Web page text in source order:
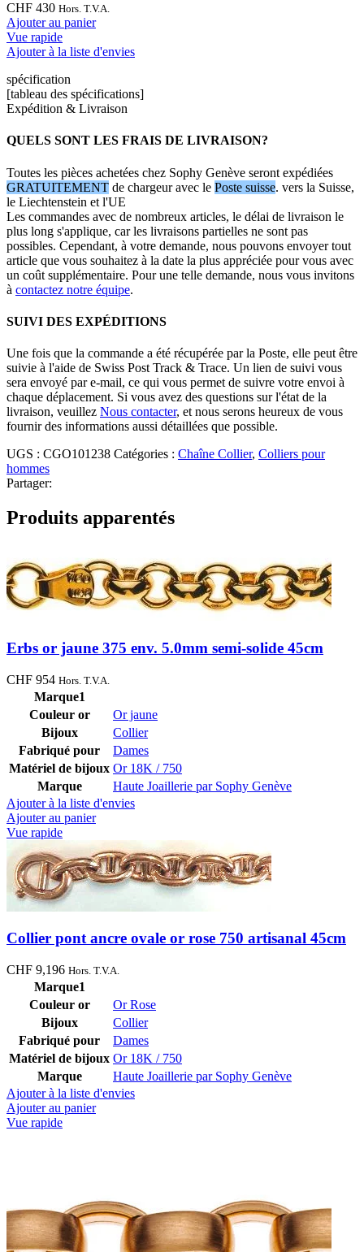
CHF 430 Hors. T.V.A.
Ajouter au panier
Vue rapide
Ajouter à la liste d'envies
spécification
[tableau des spécifications]
Expédition & Livraison
QUELS SONT LES FRAIS DE LIVRAISON?
Toutes les pièces achetées chez Sophy Genève seront expédiées
GRATUITEMENT de chargeur avec le Poste suisse. vers la Suisse,
le Liechtenstein et l'UE
Les commandes avec de nombreux articles, le délai de livraison le
plus long s'applique, car les livraisons partielles ne sont pas
possibles. Cependant, à votre demande, nous pouvons envoyer tout
article que vous souhaitez à la date la plus appréciée pour vous avec
un coût supplémentaire. Pour une telle demande, nous vous invitons
à contactez notre équipe.
SUIVI DES EXPÉDITIONS
Une fois que la commande a été récupérée par la Poste, elle peut être
suivie à l'aide de Swiss Post Track & Trace. Un lien de suivi vous
sera envoyé par e-mail, ce qui vous permet de suivre votre envoi à
chaque déplacement. Si vous avez des questions sur l'état de la
livraison, veuillez Nous contacter, et nous serons heureux de vous
fournir des informations aussi détaillées que possible.
UGS : CGO101238 Catégories : Chaîne Collier, Colliers pour
hommes
Partager:
Produits apparentés
Erbs or jaune 375 env. 5.0mm semi-solide 45cm
CHF 954 Hors. T.V.A.
Marque1
Couleur or
Or jaune
Bijoux
Collier
Fabriqué pour
Dames
Matériel de bijoux Or 18K / 750
Marque
Haute Joaillerie par Sophy Genève
Ajouter à la liste d'envies
Ajouter au panier
Vue rapide
Collier pont ancre ovale or rose 750 artisanal 45cm
CHF 9,196 Hors. T.V.A.
Marque1
Couleur or
Or Rose
Bijoux
Collier
Fabriqué pour
Dames
Matériel de bijoux Or 18K / 750
Marque
Haute Joaillerie par Sophy Genève
Ajouter à la liste d'envies
Ajouter au panier
Vue rapide